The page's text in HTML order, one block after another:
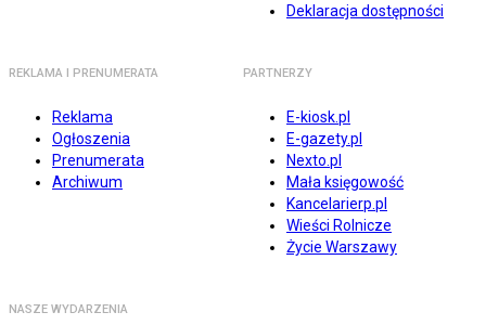
Deklaracja dostępności
REKLAMA I PRENUMERATA
Reklama
Ogłoszenia
Prenumerata
Archiwum
PARTNERZY
E-kiosk.pl
E-gazety.pl
Nexto.pl
Mała księgowość
Kancelarierp.pl
Wieści Rolnicze
Życie Warszawy
NASZE WYDARZENIA